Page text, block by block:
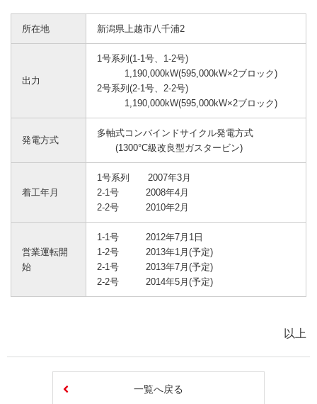
所在地 新潟県上越市八千浦2
出力
1号系列(1-1号、1-2号)
1,190,000kW(595,000kW×2ブロック)
2号系列(2-1号、2-2号)
1,190,000kW(595,000kW×2ブロック)
発電方式
多軸式コンバインドサイクル発電方式
(1300°C級改良型ガスタービン)
着工年月
1号系列 2007年3月
2-1号 2008年4月
2-2号 2010年2月
営業運転開
始
1-1号 2012年7月1日
1-2号 2013年1月(予定)
2-1号 2013年7月(予定)
2-2号 2014年5月(予定)
以上
一覧へ戻る